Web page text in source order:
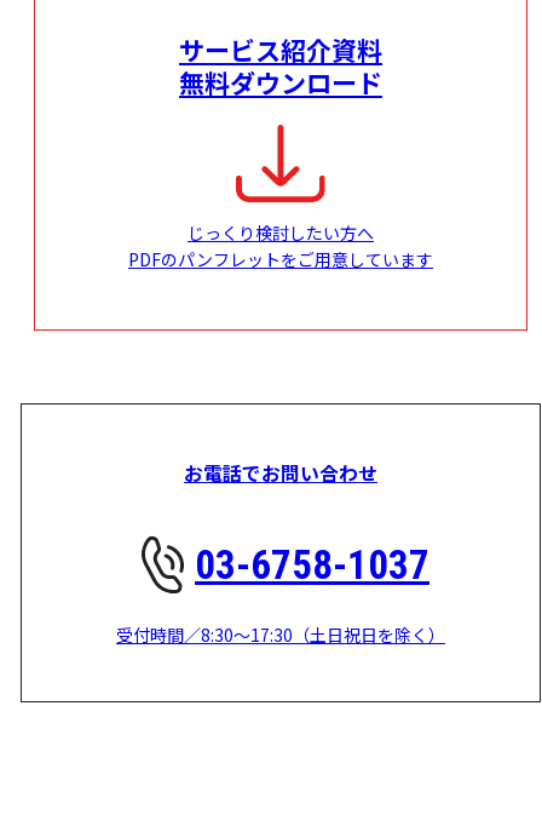
サービス紹介資料
無料ダウンロード
じっくり検討したい方へ
PDFのパンフレットをご用意しています
お電話でお問い合わせ
03-6758-1037
受付時間／8:30～17:30（土日祝日を除く）